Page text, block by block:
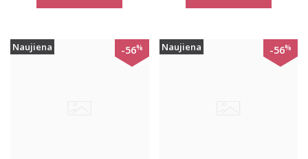
Naujiena -56% Naujiena -56%